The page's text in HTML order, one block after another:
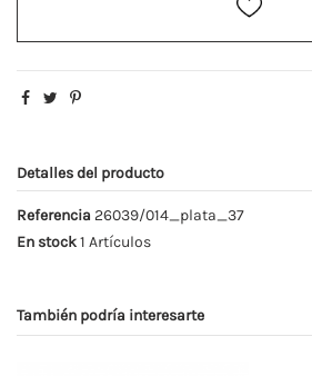
Detalles del producto
Referencia 26039/014_plata_37
En stock1 Artículos
También podría interesarte